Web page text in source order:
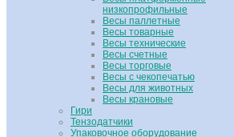
низкопрофильные
Весы паллетные
Весы товарные
Весы технические
Весы счетные
Весы торговые
Весы с чекопечатью
Весы для животных
Весы крановые
Гири
Тензодатчики
Упаковочное оборудование